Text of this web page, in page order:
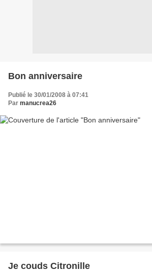
Bon anniversaire
Publié le 30/01/2008 à 07:41
Par manucrea26
Je couds Citronille